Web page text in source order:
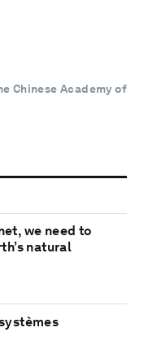
Chinese Academy of
we need to
natural